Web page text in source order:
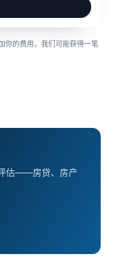
你的费用，我们可能获得一笔
估——房贷、房产